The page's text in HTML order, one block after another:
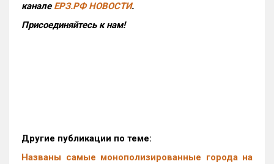
канале ЕРЗ.РФ НОВОСТИ.
Присоединяйтесь к нам!
Другие публикации по теме:
Названы самые монополизированные города на